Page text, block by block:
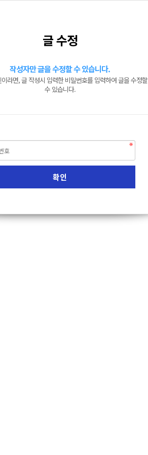
글 수정
작성자만 글을 수정할 수 있습니다.
라면, 글 작성시 입력한 비밀번호를 입력하여 글을 수정할
수 있습니다.